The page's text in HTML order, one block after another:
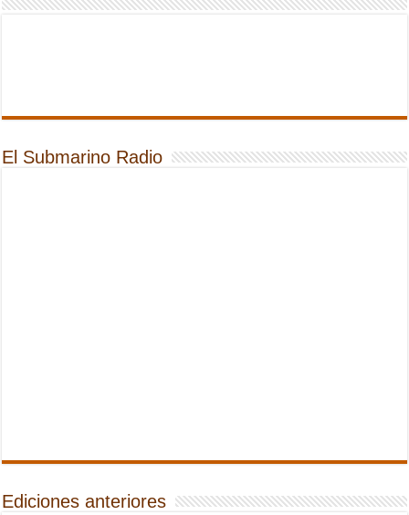
El Submarino Radio
Ediciones anteriores